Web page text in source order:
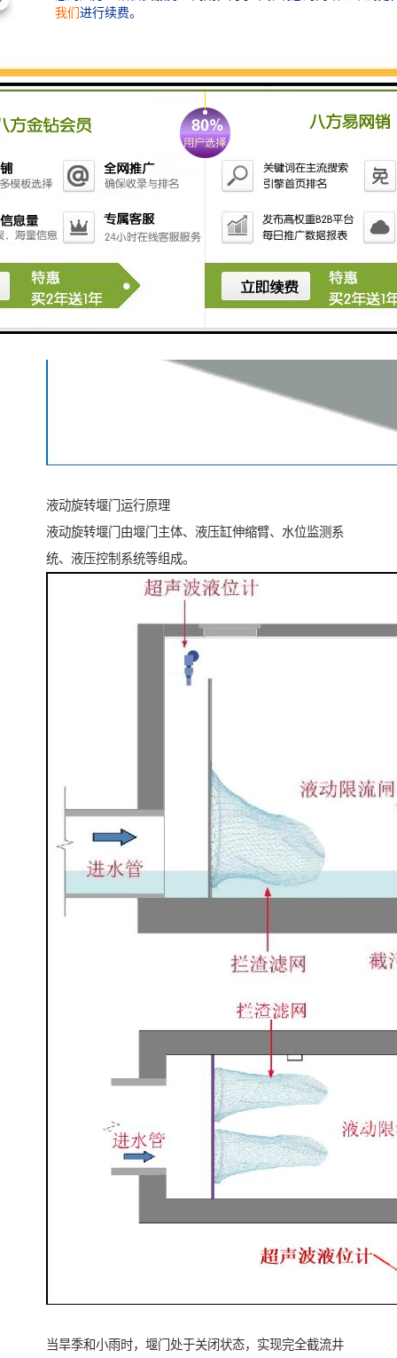
液动旋转堰门运行原理
液动旋转堰门由堰门主体、液压缸伸缩臂、水位监测系
统、液压控制系统等组成。
当旱季和小雨时，堰门处于关闭状态，实现完全截流井